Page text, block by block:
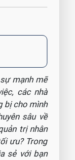
mạnh mẽ
các nhà
bị cho mình
sâu về
trị nhân
ưu? Trong
sẻ với bạn